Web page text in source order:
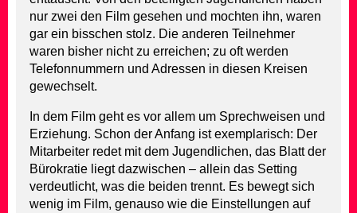
nur zwei den Film gesehen und mochten ihn, waren
gar ein bisschen stolz. Die anderen Teilnehmer
waren bisher nicht zu erreichen; zu oft werden
Telefonnummern und Adressen in diesen Kreisen
gewechselt.
In dem Film geht es vor allem um Sprechweisen und
Erziehung. Schon der Anfang ist exemplarisch: Der
Mitarbeiter redet mit dem Jugendlichen, das Blatt der
Bürokratie liegt dazwischen – allein das Setting
verdeutlicht, was die beiden trennt. Es bewegt sich
wenig im Film, genauso wie die Einstellungen auf